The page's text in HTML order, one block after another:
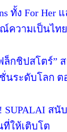
ทั้ง For Her
ความเป็นไท
ล็กชิปสโตร์”
นระดับโลก
SUPALAI ส
ที่ให้เติบโต